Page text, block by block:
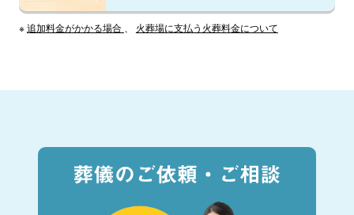
※追加料金がかかる場合 火葬場に支払う火葬料金について